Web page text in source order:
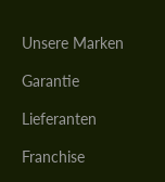
Unsere Marken
Garantie
Lieferanten
Franchise